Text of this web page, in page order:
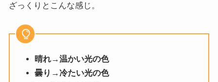
ざっくりとこんな感じ。
晴れ→温かい光の色
曇り→冷たい光の色